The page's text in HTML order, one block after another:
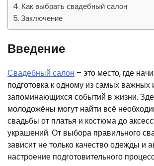
Как выбрать свадебный салон
Заключение
Введение
Свадебный салон – это место, где
подготовка к одному из самых важных
запоминающихся событий в жизни.
молодожёны могут найти всё
свадьбы от платья и костюма до
украшений. От выбора правильного
зависит не только качество одежды и
настроение подготовительного